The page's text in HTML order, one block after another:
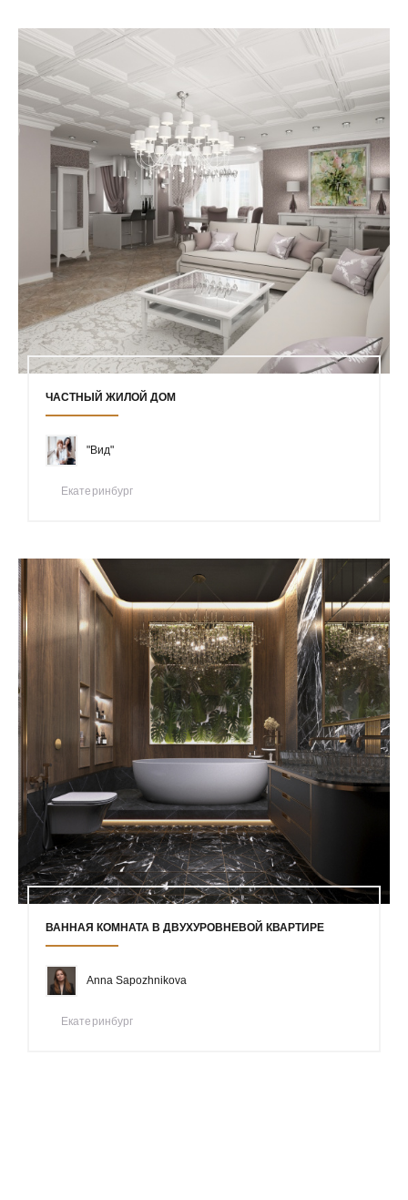
ЧАСТНЫЙ ЖИЛОЙ ДОМ
"Вид"
Екатеринбург
ВАННАЯ КОМНАТА В ДВУХУРОВНЕВОЙ КВАРТИРЕ
Anna Sapozhnikova
Екатеринбург